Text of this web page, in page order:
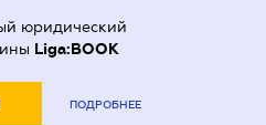
юридический
Liga:BOOK
ПОДРОБНЕЕ